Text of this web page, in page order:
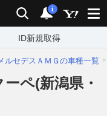
検索 通知
i
ID新規取得
ルセデスＡＭＧの車種一覧
ペ(新潟県・